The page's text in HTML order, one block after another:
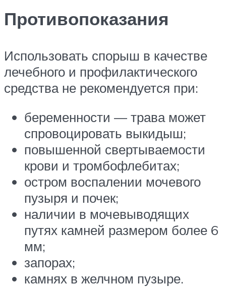
Противопоказания
Использовать спорыш в качестве
лечебного и профилактического
средства не рекомендуется при:
беременности — трава может
спровоцировать выкидыш;
повышенной свертываемости
крови и тромбофлебитах;
остром воспалении мочевого
пузыря и почек;
наличии в мочевыводящих
путях камней размером более 6
мм;
запорах;
камнях в желчном пузыре.